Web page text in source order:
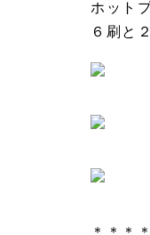
ホット
６刷と